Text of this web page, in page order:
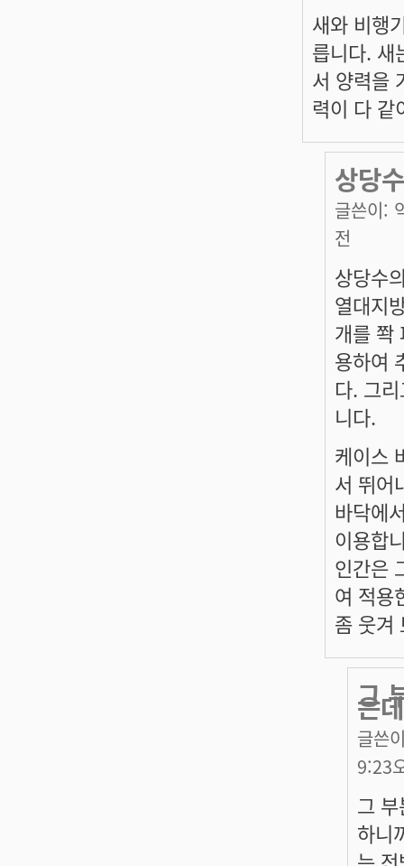
새와 비행
릅니다. 새
서 양력을
력이 다 같
상당
글쓴이:
전
상당수
열대지
개를 쫙
용하여
다. 그
니다.
케이스
서 뛰어
바닥에
이용합
인간은
여 적용
좀 웃겨
그
은
글쓴
9:23
그
하니